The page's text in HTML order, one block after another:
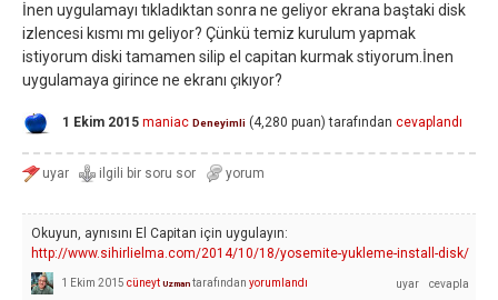
İnen uygulamayı tıkladıktan sonra ne geliyor ekrana baştaki disk
izlencesi kısmı mı geliyor? Çünkü temiz kurulum yapmak
istiyorum diski tamamen silip el capitan kurmak stiyorum.İnen
uygulamaya girince ne ekranı çıkıyor?
1 Ekim 2015 maniac Deneyimli (4,280 puan) tarafından cevaplandı
Okuyun, aynısını El Capitan için uygulayın:
http://www.sihirlielma.com/2014/10/18/yosemite-yukleme-install-disk/
1 Ekim 2015 cüneyt Uzman tarafından yorumlandı